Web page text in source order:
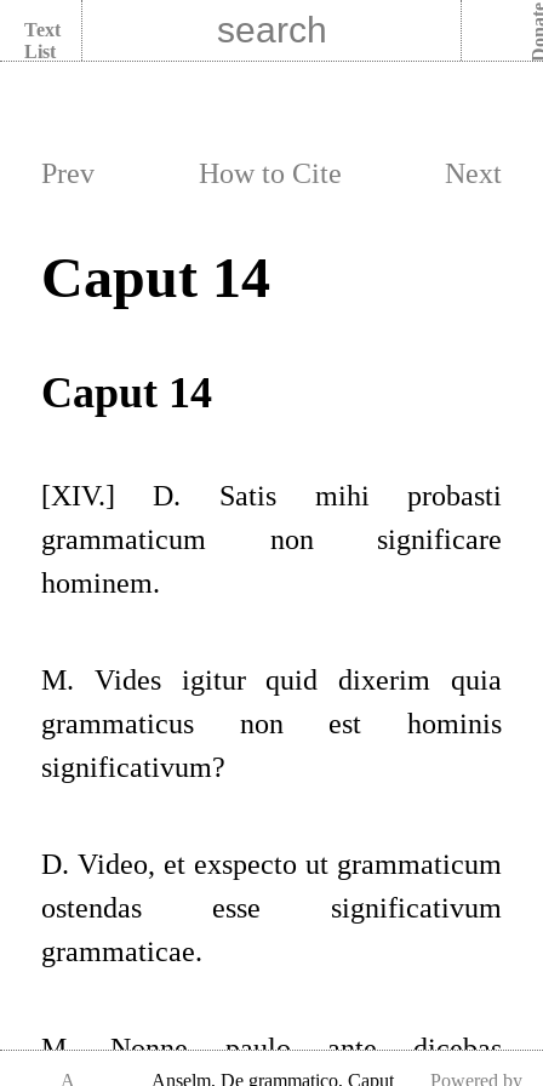
Text
List
Prev How to Cite Next
Caput 14
Caput 14
[XIV.] D. Satis mihi probasti
grammaticum non significare
hominem.
M. Vides igitur quid dixerim quia
grammaticus non est hominis
significativum?
D. Video, et exspecto ut grammaticum
ostendas esse significativum
grammaticae.
M. Nonne paulo ante dicebas
A Anselm, De grammatico, Caput Powered by